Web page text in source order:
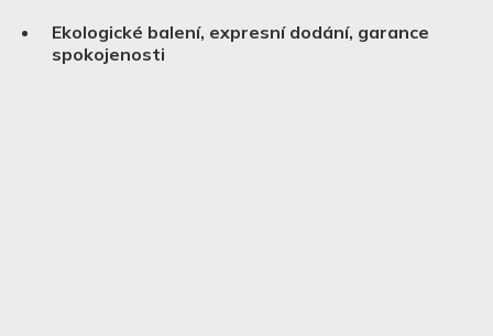
Ekologické balení, expresní dodání, garance
spokojenosti